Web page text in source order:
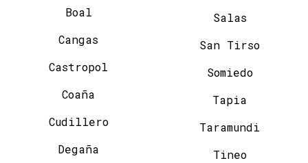
Boal
Cangas
Castropol
Coaña
Cudillero
Degaña
Salas
San Tirso
Somiedo
Tapia
Taramundi
Tineo